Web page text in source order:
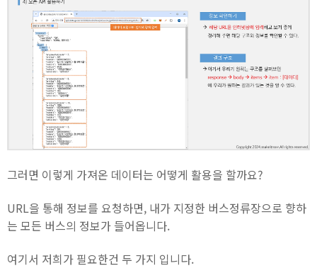
그러면 이렇게 가져온 데이터는 어떻게 활용을 할까요?
URL을 통해 정보를 요청하면, 내가 지정한 버스정류장으로 향하
는 모든 버스의 정보가 들어옵니다.
여기서 저희가 필요한건 두 가지 입니다.